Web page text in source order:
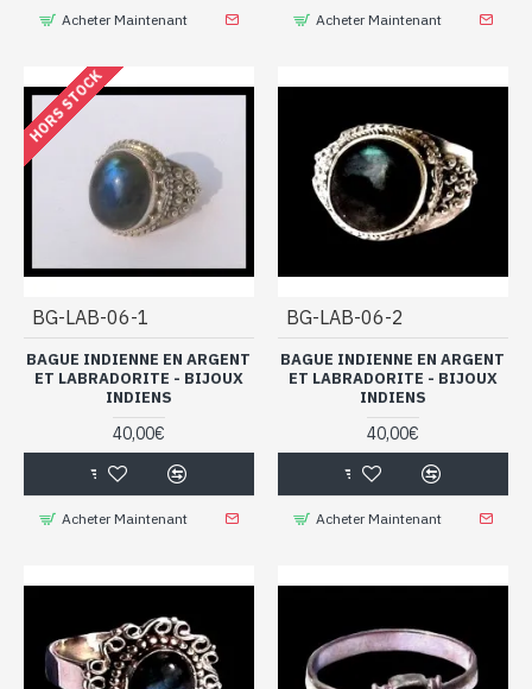
Acheter Maintenant Acheter Maintenant
HORS STOCK
BG-LAB-06-1
BAGUE INDIENNE EN ARGENT
ET LABRADORITE - BIJOUX
INDIENS
40,00€
Acheter Maintenant
BG-LAB-06-2
BAGUE INDIENNE EN ARGENT
ET LABRADORITE - BIJOUX
INDIENS
40,00€
Acheter Maintenant